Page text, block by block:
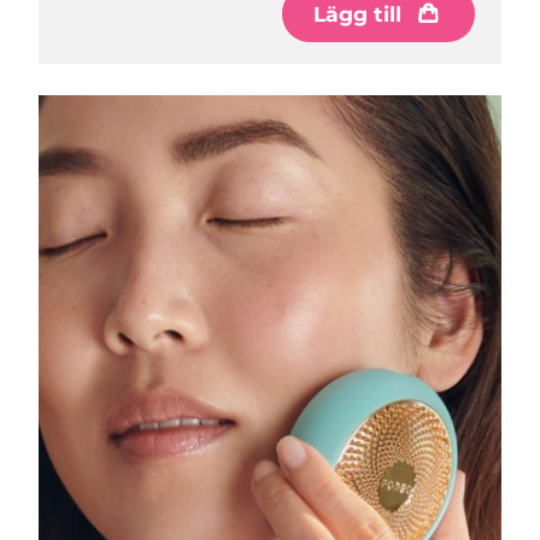
Lägg till
Malaysia Förväntad leverans8/14/26
Malta Förväntad leverans 8/11/26
Mexiko Förväntad leverans 8/15/26
Förväntad leverans8/12/26
Nederländerna Förväntad leverans8/11/26
Nya Zeeland Förväntad leverans8/11/26
Norge Förväntad leverans8/11/26
Oman Förväntad leverans8/14/26